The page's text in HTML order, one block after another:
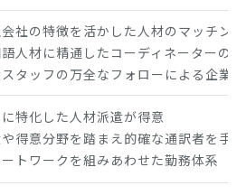
社の特徴を活かした人材のマッチング
人材に精通したコーディネーターの
タッフの万全なフォローによる企業
特化した人材派遣が得意
得意分野を踏まえ的確な通訳者を手配
ートワークを組みあわせた勤務体系